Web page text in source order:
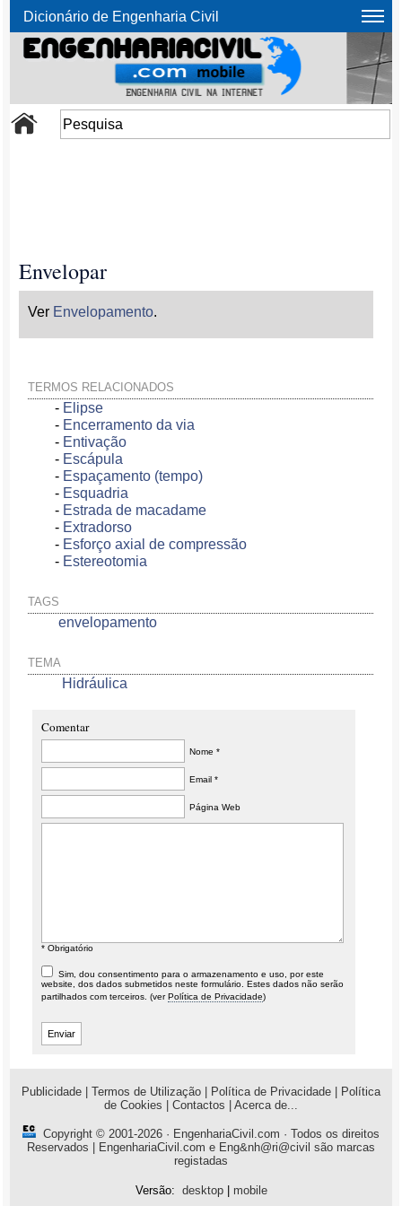
Dicionário de Engenharia Civil
Envelopar
Ver Envelopamento.
TERMOS RELACIONADOS
- Elipse
- Encerramento da via
- Entivação
- Escápula
- Espaçamento (tempo)
- Esquadria
- Estrada de macadame
- Extradorso
- Esforço axial de compressão
- Estereotomia
TAGS
envelopamento
TEMA
Hidráulica
Comentar
Nome *
Email *
Página Web
* Obrigatório
Sim, dou consentimento para o armazenamento e uso, por este
website, dos dados submetidos neste formulário. Estes dados não serão
partilhados com terceiros. (verPolítica de Privacidade)
Publicidade Termos de Utilização Política de Privacidade
Política
de Cookies
Contactos Acerca de...
Copyright © 2001-2026 · EngenhariaCivil.com · Todos os direitos
Reservados | EngenhariaCivil.com e Eng&nh@ri@civil são marcas
registadas
Versão: desktop| mobile